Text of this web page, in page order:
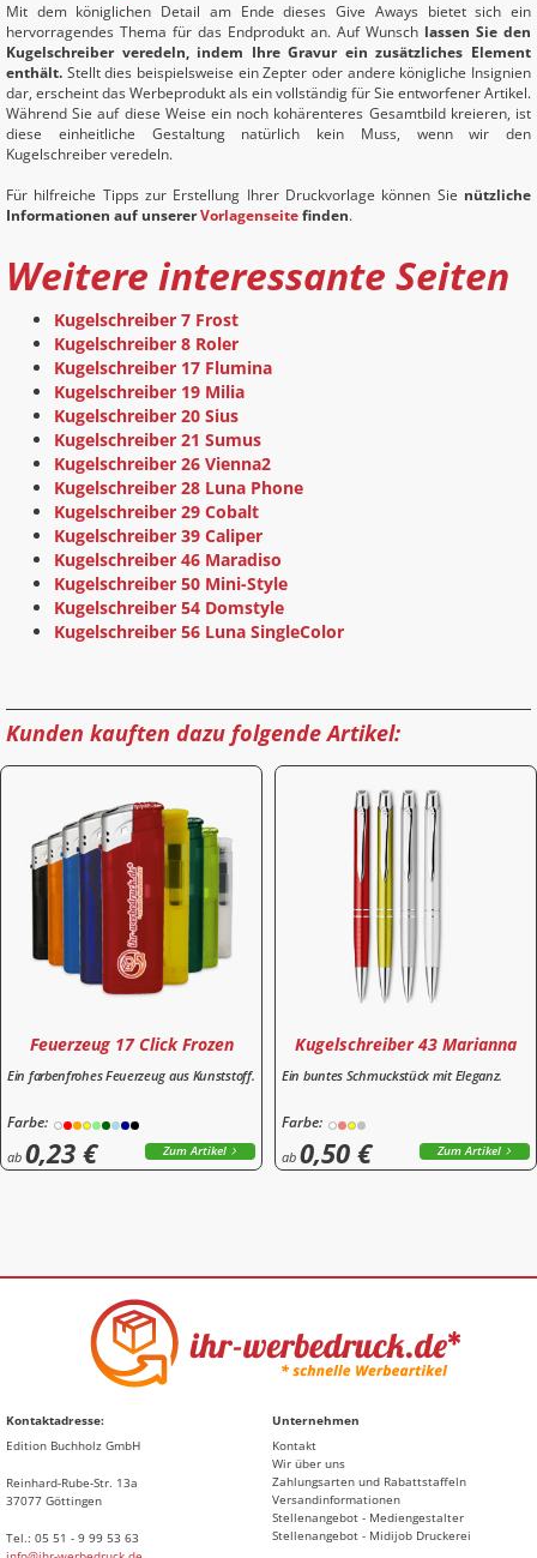
Mit dem königlichen Detail am Ende dieses Give Aways bietet sich ein
hervorragendes Thema für das Endprodukt an. Auf Wunsch lassen Sie den
Kugelschreiber veredeln, indem Ihre Gravur ein zusätzliches Element
enthält. Stellt dies beispielsweise ein Zepter oder andere königliche Insignien
dar, erscheint das Werbeprodukt als ein vollständig für Sie entworfener Artikel.
Während Sie auf diese Weise ein noch kohärenteres Gesamtbild kreieren, ist
diese einheitliche Gestaltung natürlich kein Muss, wenn wir den
Kugelschreiber veredeln.
Für hilfreiche Tipps zur Erstellung Ihrer Druckvorlage können Sie nützliche
Informationen auf unsererVorlagenseitefinden.
Weitere interessante Seiten
Kugelschreiber 7 Frost
Kugelschreiber 8 Roler
Kugelschreiber 17 Flumina
Kugelschreiber 19 Milia
Kugelschreiber 20 Sius
Kugelschreiber 21 Sumus
Kugelschreiber 26 Vienna2
Kugelschreiber 28 Luna Phone
Kugelschreiber 29 Cobalt
Kugelschreiber 39 Caliper
Kugelschreiber 46 Maradiso
Kugelschreiber 50 Mini-Style
Kugelschreiber 54 Domstyle
Kugelschreiber 56 Luna SingleColor
Kunden kauften dazu folgende Artikel:
Feuerzeug 17 Click Frozen
Ein farbenfrohes Feuerzeug aus Kunststoff.
Farbe:
ab 0,23 € Zum Artikel
Kugelschreiber 43 Marianna
Ein buntes Schmuckstück mit Eleganz.
Farbe:
ab 0,50 € Zum Artikel
Kontaktadresse:
Edition Buchholz GmbH
Reinhard-Rube-Str. 13a
37077 Göttingen
Tel.: 05 51 - 9 99 53 63
Unternehmen
Kontakt
Wir über uns
Zahlungsarten und Rabattstaffeln
Versandinformationen
Stellenangebot - Mediengestalter
Stellenangebot - Midijob Druckerei